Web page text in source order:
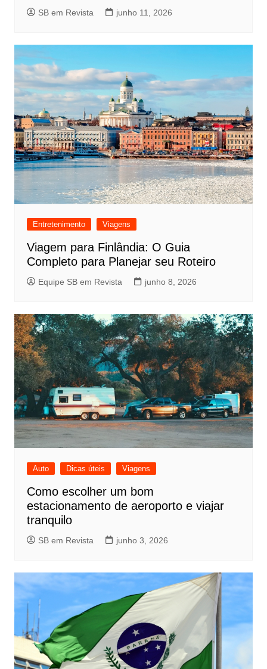
SB em Revista junho 11, 2026
Entretenimento Viagens
Viagem para Finlândia: O Guia
Completo para Planejar seu Roteiro
Equipe SB em Revista junho 8, 2026
Auto Dicas úteis Viagens
Como escolher um bom
estacionamento de aeroporto e viajar
tranquilo
SB em Revista junho 3, 2026